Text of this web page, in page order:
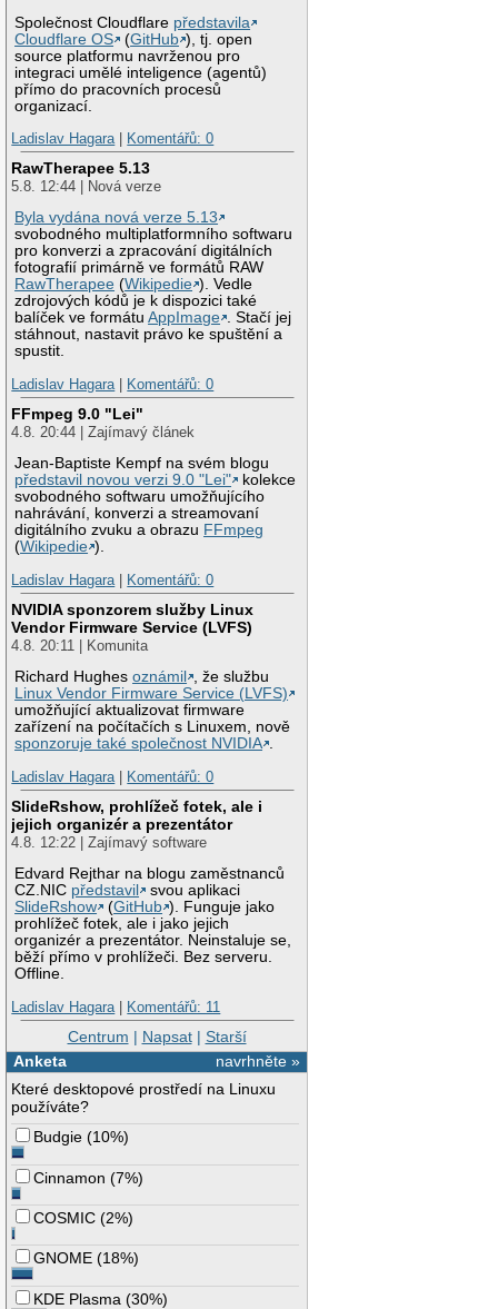
Společnost Cloudflare představila
Cloudflare OS
(GitHub ), tj. open
source platformu navrženou pro
integraci umělé inteligence (agentů)
přímo do pracovních procesů
organizací.
Ladislav Hagara| Komentářů: 0
RawTherapee 5.13
5.8. 12:44 | Nová verze
Byla vydána nová verze 5.13
svobodného multiplatformního softwaru
pro konverzi a zpracování digitálních
fotografií primárně ve formátů RAW
RawTherapee (Wikipedie ). Vedle
zdrojových kódů je k dispozici také
balíček ve formátuAppImage . Stačí jej
stáhnout, nastavit právo ke spuštění a
spustit.
Ladislav Hagara| Komentářů: 0
FFmpeg 9.0 "Lei"
4.8. 20:44 | Zajímavý článek
Jean-Baptiste Kempf na svém blogu
představil novou verzi 9.0 "Lei"
kolekce
svobodného softwaru umožňujícího
nahrávání, konverzi a streamovaní
digitálního zvuku a obrazu FFmpeg
(Wikipedie ).
Ladislav Hagara| Komentářů: 0
NVIDIA sponzorem služby Linux
Vendor Firmware Service (LVFS)
4.8. 20:11 | Komunita
Richard Hughesoznámil
, že službu
Linux Vendor Firmware Service (LVFS)
umožňující aktualizovat firmware
zařízení na počítačích s Linuxem, nově
sponzoruje také společnost NVIDIA .
Ladislav Hagara| Komentářů: 0
SlideRshow, prohlížeč fotek, ale i
jejich organizér a prezentátor
4.8. 12:22 | Zajímavý software
Edvard Rejthar na blogu zaměstnanců
CZ.NIC představil
svou aplikaci
SlideRshow
(GitHub ). Funguje jako
prohlížeč fotek, ale i jako jejich
organizér a prezentátor. Neinstaluje se,
běží přímo v prohlížeči. Bez serveru.
Offline.
Ladislav Hagara| Komentářů: 11
Centrum | Napsat| Starší
navrhněte »
Anketa
Které desktopové prostředí na Linuxu
používáte?
Budgie (10%)
Cinnamon (7%)
COSMIC (2%)
GNOME (18%)
KDE Plasma (30%)